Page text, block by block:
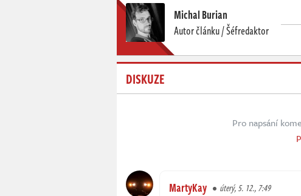
Michal Burian
Autor článku / Šéfredaktor
DISKUZE
Pro napsání
MartyKay úterý, 5. 12., 7:49